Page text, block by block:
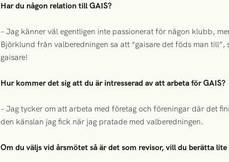
Har du någon relation till GAIS?
– Jag känner väl egentligen inte passionerat för någon klubb,
Björklund från valberedningen sa att “gaisare det föds man
gaisare!
Hur kommer det sig att du är intresserad av att arbeta för GAIS?
– Jag tycker om att arbeta med företag och föreningar där det
den känslan jag fick när jag pratade med valberedningen.
Om du väljs vid årsmötet så är det som revisor, vill du berätta